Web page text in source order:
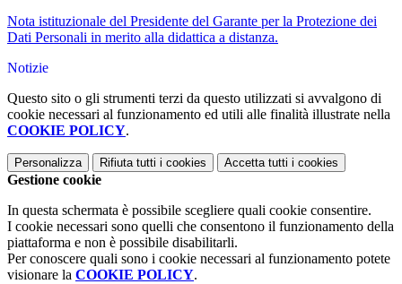
Nota istituzionale del Presidente del Garante per la Protezione dei
Dati Personali in merito alla didattica a distanza.
Notizie
Questo sito o gli strumenti terzi da questo utilizzati si avvalgono di
cookie necessari al funzionamento ed utili alle finalità illustrate nella
COOKIE POLICY.
Personalizza Rifiuta tutti i cookies Accetta tutti i cookies
Gestione cookie
In questa schermata è possibile scegliere quali cookie consentire.
I cookie necessari sono quelli che consentono il funzionamento della
piattaforma e non è possibile disabilitarli.
Per conoscere quali sono i cookie necessari al funzionamento potete
visionare la COOKIE POLICY.